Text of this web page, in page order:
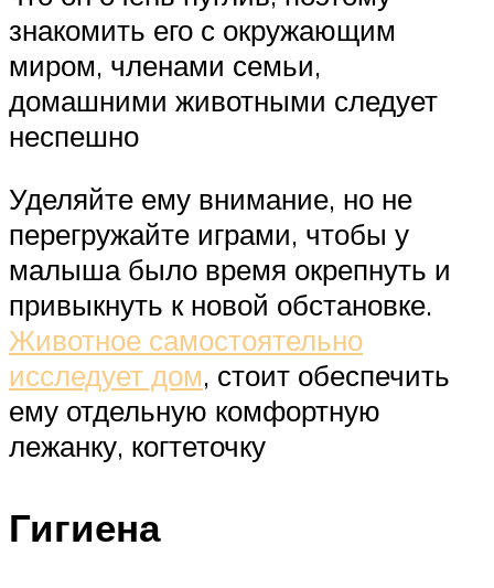
знакомить его с окружающим
миром, членами семьи,
домашними животными следует
неспешно
Уделяйте ему внимание, но не
перегружайте играми, чтобы у
малыша было время окрепнуть и
привыкнуть к новой обстановке.
Животное самостоятельно
исследует дом, стоит обеспечить
ему отдельную комфортную
лежанку, когтеточку
Гигиена